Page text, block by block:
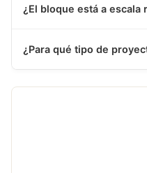
¿El bloque está a escala
¿Para qué tipo de